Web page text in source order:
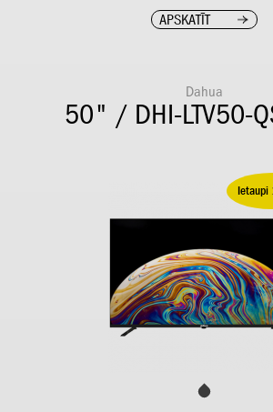
APSKATĪT
Dahua
50" / DHI-LTV50-
Ietaupi